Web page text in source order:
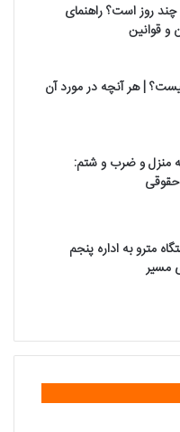
چند روز است؟ راهنمای
و قوانین
| هر آنچه در مورد آن
منزل و ضرب و شتم:
مترو به اداره پنجم
مسیر